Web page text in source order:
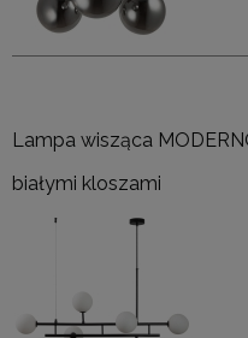
Lampa wisząca
białymi kloszami